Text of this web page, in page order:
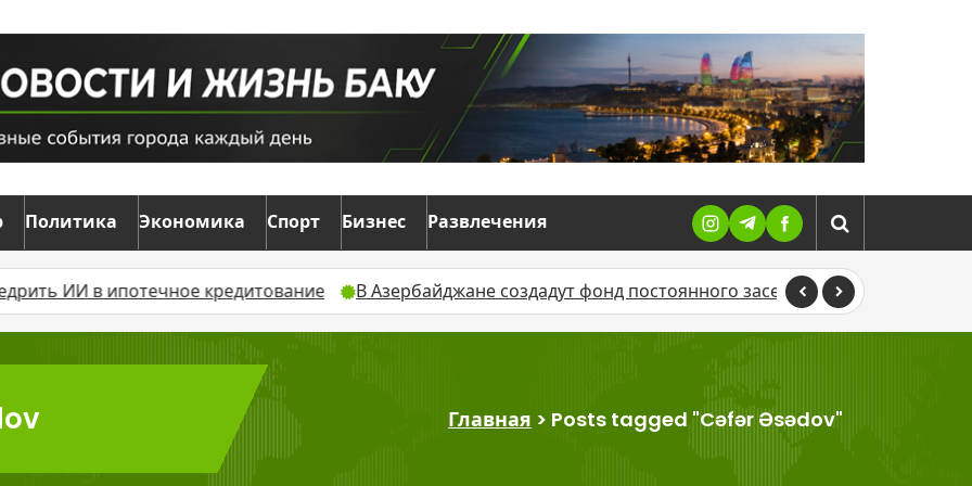
Политика Экономика Спорт Бизнес Развлечения
в ипотечное кредитование В Азербайджане создадут фонд постоянного заселения освобожденных
Главная > Posts tagged "Cəfər Əsədov"